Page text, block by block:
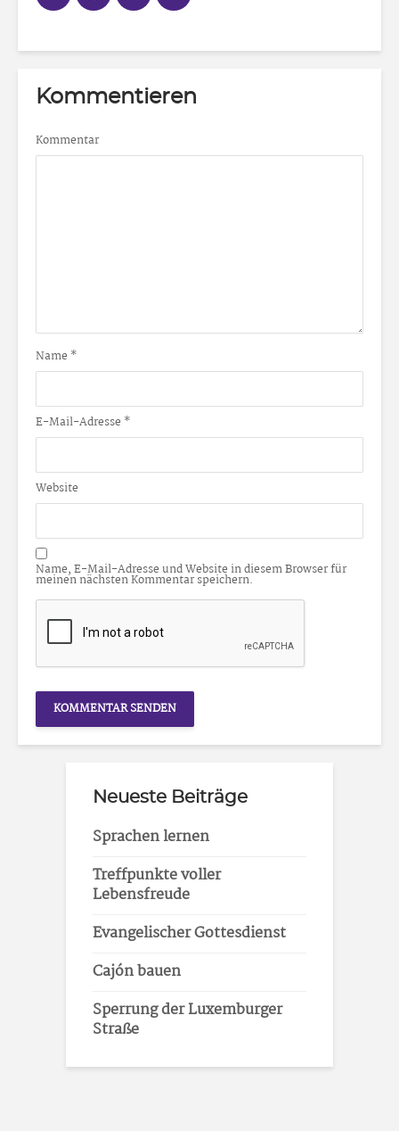
Kommentieren
Kommentar
Name *
E-Mail-Adresse *
Website
Name, E-Mail-Adresse und Website in diesem Browser für
meinen nächsten Kommentar speichern.
Neueste Beiträge
Sprachen lernen
Treffpunkte voller
Lebensfreude
Evangelischer Gottesdienst
Cajón bauen
Sperrung der Luxemburger
Straße